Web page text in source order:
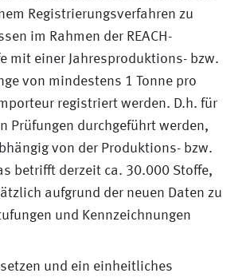
Registrierungsverfahren zu
im Rahmen der REACH-
mit einer Jahresproduktions- bzw.
von mindestens 1 Tonne pro
registriert werden. D.h. für
Prüfungen durchgeführt werden,
von der Produktions- bzw.
betrifft derzeit ca. 30.000 Stoffe,
aufgrund der neuen Daten zu
und Kennzeichnungen
und ein einheitliches